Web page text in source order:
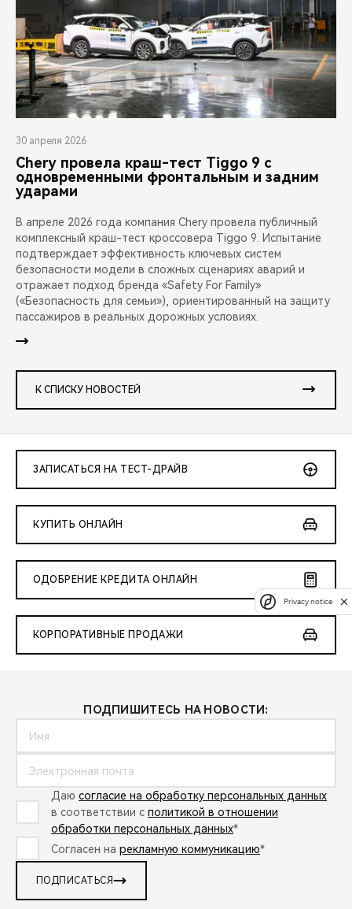
30 апреля 2026
Chery провела краш-тест Tiggo 9 с
одновременными фронтальным и задним
ударами
В апреле 2026 года компания Chery провела публичный
комплексный краш-тест кроссовера Tiggo 9. Испытание
подтверждает эффективность ключевых систем
безопасности модели в сложных сценариях аварий и
отражает подход бренда «Safety For Family»
(«Безопасность для семьи»), ориентированный на защиту
пассажиров в реальных дорожных условиях.
К СПИСКУ НОВОСТЕЙ
ЗАПИСАТЬСЯ НА ТЕСТ-ДРАЙВ
КУПИТЬ ОНЛАЙН
ОДОБРЕНИЕ КРЕДИТА ОНЛАЙН
КОРПОРАТИВНЫЕ ПРОДАЖИ
ПОДПИШИТЕСЬ НА НОВОСТИ:
Даю согласие на обработку персональных данных
в соответствии с политикой в отношении
обработки персональных данных*
Согласен на рекламную коммуникацию*
ПОДПИСАТЬСЯ
Privacy notice